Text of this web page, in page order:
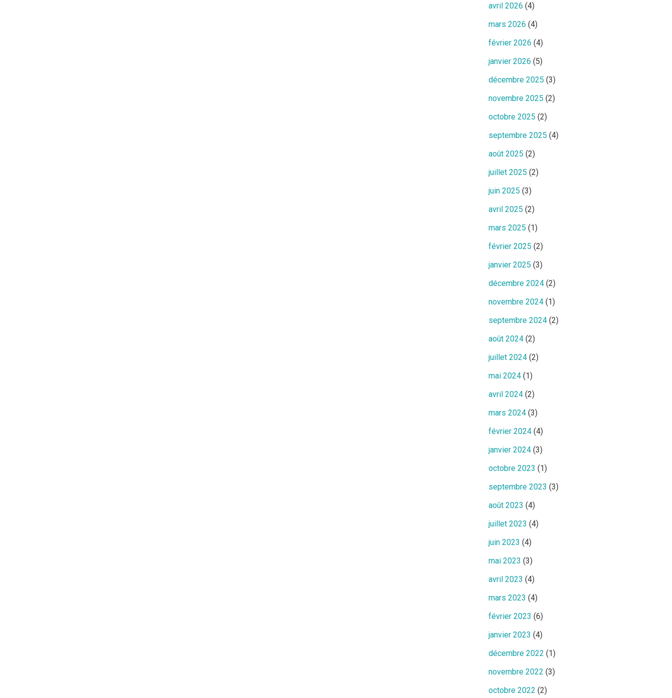
avril 2026 (4)
mars 2026 (4)
février 2026 (4)
janvier 2026 (5)
décembre 2025 (3)
novembre 2025 (2)
octobre 2025 (2)
septembre 2025 (4)
août 2025 (2)
juillet 2025 (2)
juin 2025 (3)
avril 2025 (2)
mars 2025 (1)
février 2025 (2)
janvier 2025 (3)
décembre 2024 (2)
novembre 2024 (1)
septembre 2024 (2)
août 2024 (2)
juillet 2024 (2)
mai 2024 (1)
avril 2024 (2)
mars 2024 (3)
février 2024 (4)
janvier 2024 (3)
octobre 2023 (1)
septembre 2023 (3)
août 2023 (4)
juillet 2023 (4)
juin 2023 (4)
mai 2023 (3)
avril 2023 (4)
mars 2023 (4)
février 2023 (6)
janvier 2023 (4)
décembre 2022 (1)
novembre 2022 (3)
octobre 2022 (2)